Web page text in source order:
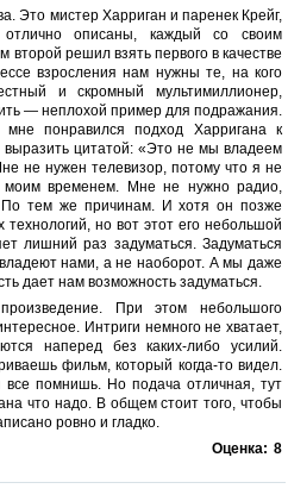
Это мистер Харриган и паренек Крейг,
описаны, каждый со своим
решил взять первого в качестве
взросления нам нужны те, на кого
и скромный мультимиллионер,
— неплохой пример для подражания.
понравился подход Харригана к
цитатой: «Это не мы владеем
не нужен телевизор, потому что я не
временем. Мне не нужно радио,
тем же причинам. И хотя он позже
но вот этот его небольшой
лишний раз задуматься. Задуматься
нами, а не наоборот. А мы даже
дает нам возможность задуматься.
При этом небольшого
Интриги немного не хватает,
наперед без каких-либо усилий.
фильм, который когда-то видел.
помнишь. Но подача отличная, тут
что надо. В общем стоит того, чтобы
ровно и гладко.
Оценка: 8